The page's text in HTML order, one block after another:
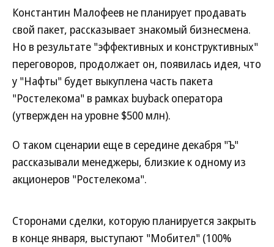
Константин Малофеев не планирует продавать
свой пакет, рассказывает знакомый бизнесмена.
Но в результате "эффективных и конструктивных"
переговоров, продолжает он, появилась идея, что
у "Нафты" будет выкуплена часть пакета
"Ростелекома" в рамках buyback оператора
(утвержден на уровне $500 млн).
О таком сценарии еще в середине декабря "Ъ"
рассказывали менеджеры, близкие к одному из
акционеров "Ростелекома".
Сторонами сделки, которую планируется закрыть
в конце января, выступают "Мобител" (100%